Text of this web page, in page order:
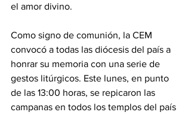
el amor divino.
Como signo de comunión, la CEM
convocó a todas las diócesis del país a
honrar su memoria con una serie de
gestos litúrgicos. Este lunes, en punto
de las 13:00 horas, se repicaron las
campanas en todos los templos del país